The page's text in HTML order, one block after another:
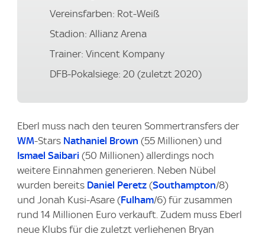
Vereinsfarben: Rot-Weiß
Stadion: Allianz Arena
Trainer: Vincent Kompany
DFB-Pokalsiege: 20 (zuletzt 2020)
Eberl muss nach den teuren Sommertransfers der
WM-Stars Nathaniel Brown (55 Millionen) und
Ismael Saibari (50 Millionen) allerdings noch
weitere Einnahmen generieren. Neben Nübel
wurden bereits Daniel Peretz (Southampton/8)
und Jonah Kusi-Asare (Fulham/6) für zusammen
rund 14 Millionen Euro verkauft. Zudem muss Eberl
neue Klubs für die zuletzt verliehenen Bryan